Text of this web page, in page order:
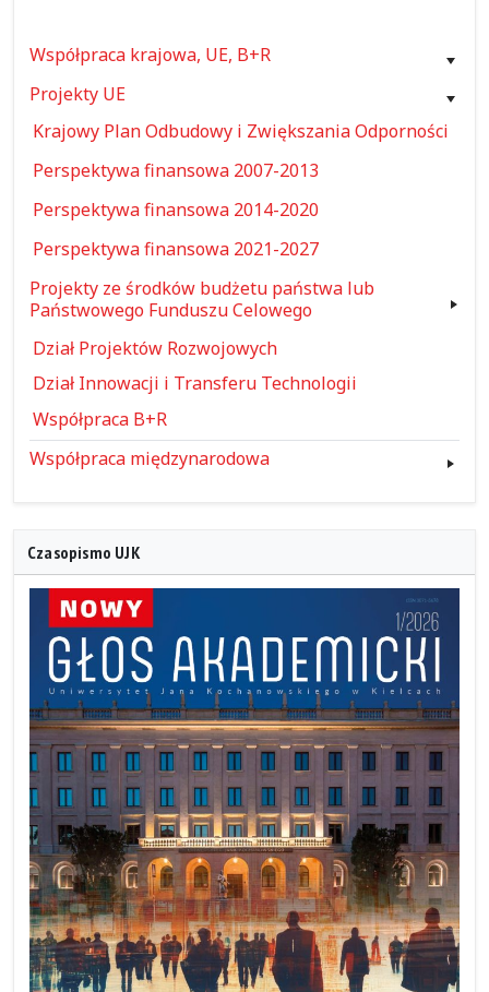
Współpraca krajowa, UE, B+R
Projekty UE
Krajowy Plan Odbudowy i Zwiększania Odporności
Perspektywa finansowa 2007-2013
Perspektywa finansowa 2014-2020
Perspektywa finansowa 2021-2027
Projekty ze środków budżetu państwa lub
Państwowego Funduszu Celowego
Dział Projektów Rozwojowych
Dział Innowacji i Transferu Technologii
Współpraca B+R
Współpraca międzynarodowa
Czasopismo UJK